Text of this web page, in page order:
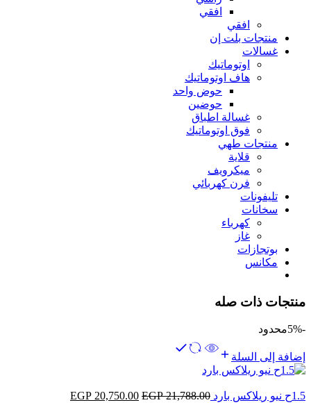
افقي
افقي
منتجات بلت إن
غسالات
اوتوماتيك
هاف اوتوماتيك
حوض واحد
حوضين
غسالة اطباق
فوق اوتوماتيك
منتجات طهي
قلاية
ميكرويف
فرن كهربائي
تليفونات
سخانات
كهرباء
غاز
بوتجازات
مكانس
منتجات ذات صله
-5% محدود
إضافة إلى السلة
1.5ح نيو ريلاكس بارد EGP21,788.00
EGP 20,750.00